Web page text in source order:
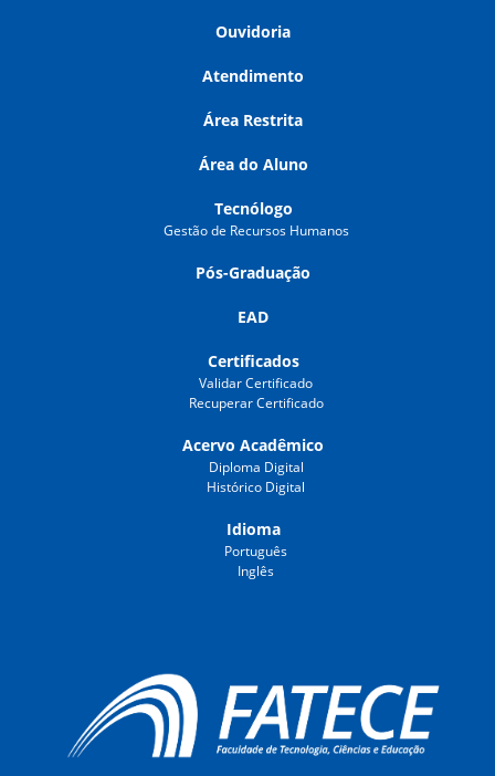
Ouvidoria
Atendimento
Área Restrita
Área do Aluno
Tecnólogo
Gestão de Recursos Humanos
Pós-Graduação
EAD
Certificados
Validar Certificado
Recuperar Certificado
Acervo Acadêmico
Diploma Digital
Histórico Digital
Idioma
Português
Inglês